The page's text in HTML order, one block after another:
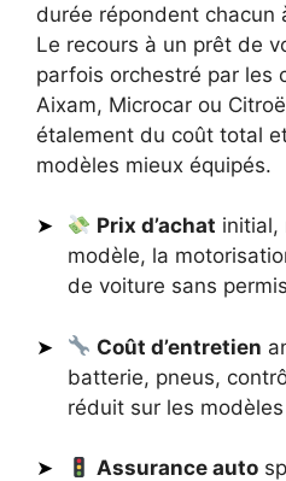
durée répondent chacun
Le recours à un prêt de
parfois orchestré par les
Aixam, Microcar ou
étalement du coût total
modèles mieux équipés.
Prix d’achat initial,
modèle, la
de voiture sans
Coût d’entretien
batterie, pneus,
réduit sur les
Assurance auto